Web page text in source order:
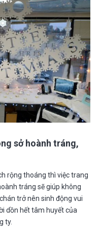
sở hoành tráng,
rộng thoáng thì việc trang
tráng sẽ giúp không
trở nên sinh động vui
dồn hết tâm huyết của
ty.